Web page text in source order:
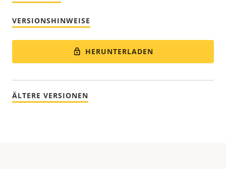
VERSIONSHINWEISE
HERUNTERLADEN
ÄLTERE VERSIONEN